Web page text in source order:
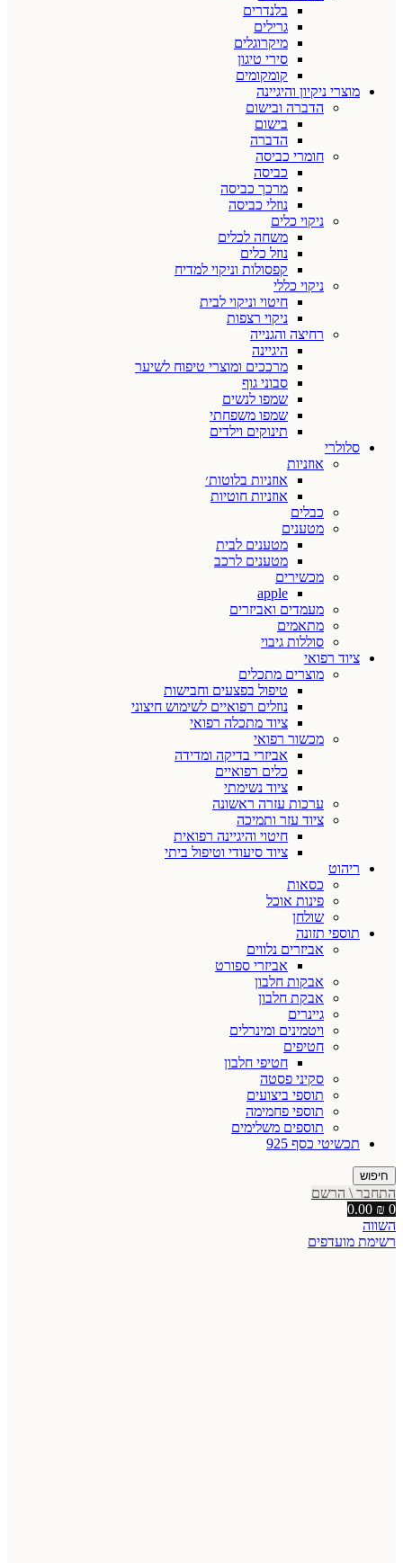
בלנדרים
גרילים
מיקרוגלים
סירי טיגון
קומקומים
מוצרי ניקיון והיגיינה
הדברה ובישום
בישום
הדברה
חומרי כביסה
כביסה
מרכך כביסה
נוזלי כביסה
ניקוי כלים
משחה לכלים
נוזל כלים
קפסולות וניקוי למדיח
ניקוי כללי
חיטוי וניקוי לבית
ניקוי רצפות
רחיצה והגנייה
היגיינה
מרככים ומוצרי טיפוח לשיער
סבוני גוף
שמפו לנשים
שמפו משפחתי
תינוקים וילדים
סלולרי
אוזניות
אוזניות בלוטות׳
אוזניות חוטיות
כבלים
מטענים
מטענים לבית
מטענים לרכב
מכשירים
apple
מעמדים ואביזרים
מתאמים
סוללות גיבוי
ציוד רפואי
מוצרים מתכלים
טיפול בפצעים וחבישות
נוזלים רפואיים לשימוש חיצוני
ציוד מתכלה רפואי
מכשור רפואי
אביזרי בדיקה ומדידה
כלים רפואיים
ציוד נשימתי
ערכות עזרה ראשונה
ציוד עזר ותמיכה
חיטוי והיגיינה רפואית
ציוד סיעודי וטיפול ביתי
ריהוט
כסאות
פינות אוכל
שולחן
תוספי תזונה
אביזרים נלווים
אביזרי ספורט
אבקות חלבון
אבקת חלבון
גיינרים
ויטמינים ומינרלים
חטיפים
חטיפי חלבון
סקיני פסטה
תוספי ביצועים
תוספי פחמימה
תוספים משלימים
תכשיטי כסף 925
חיפוש
התחבר \ הרשם
0
0.00 ₪
השווה
רשימת מועדפים